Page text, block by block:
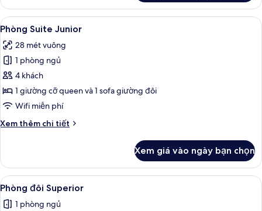
Phòng
dành
cho
đình
Xem
tất
cả
ảnh
Phòng
Suite
Junior
Phòng Suite Junior | Khu phòng
7
Phòng Suite Junior
28 mét vuông
1 phòng ngủ
4 khách
1 giường cỡ queen và 1 sofa giường đôi
Wifi miễn phí
Xem thêm chi tiết
Chi
Phòng
Suite
Junior
Xem giá vào ngày bạn chọn
Xem
tất
Phòng đôi Superior | Minibar, két
4
Phòng đôi Superior
1 phòng ngủ